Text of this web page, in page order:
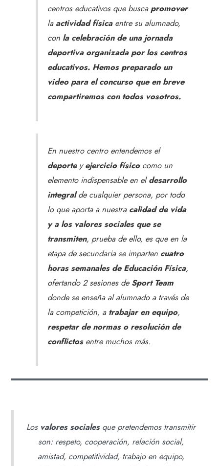
centros educativos que buscapromover
la actividad física entre su alumnado,
con la celebración de una jornada
deportiva organizada por los centros
educativos. Hemos preparado un
video para el concurso que en breve
compartiremos con todos vosotros.
En nuestro centro entendemos el
deporteyejercicio físico como un
elemento indispensable en eldesarrollo
integralde cualquier persona, por todo
lo que aporta a nuestra calidad de vida
y a los valores sociales que se
transmiten, prueba de ello, es que en la
etapa de secundaria se imparten cuatro
horas semanales de Educación Física,
ofertando 2 sesiones de Sport Team
donde se enseña al alumnado a través de
la competición, a trabajar en equipo,
respetar de normas o resolución de
conflictosentre muchos más.
Los valores socialesque pretendemos transmitir
son: respeto, cooperación, relación social,
amistad, competitividad, trabajo en equipo,